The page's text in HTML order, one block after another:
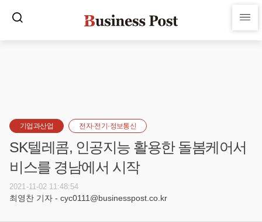
기업과산업 전자·전기·정보통신
SK텔레콤, 인공지능 활용한 돌봄케어서
비스를 경남에서 시작
2021-11-02 11:48:54
최영찬 기자 - cyc0111@businesspost.co.kr